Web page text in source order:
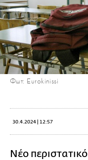
Φωτ: Eurokinissi
30.4.2024 | 12:57
Νέο περιστατικό